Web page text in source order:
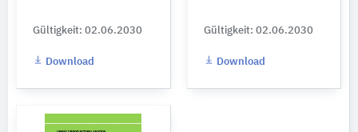
Gültigkeit: 02.06.2030
Download
Gültigkeit: 02.06.2030
Download